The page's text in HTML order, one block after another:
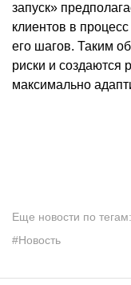
запуск»
клиентов в
его шагов. Таким
риски и создаются
максимально
Еще новости по тегам:
#Новость